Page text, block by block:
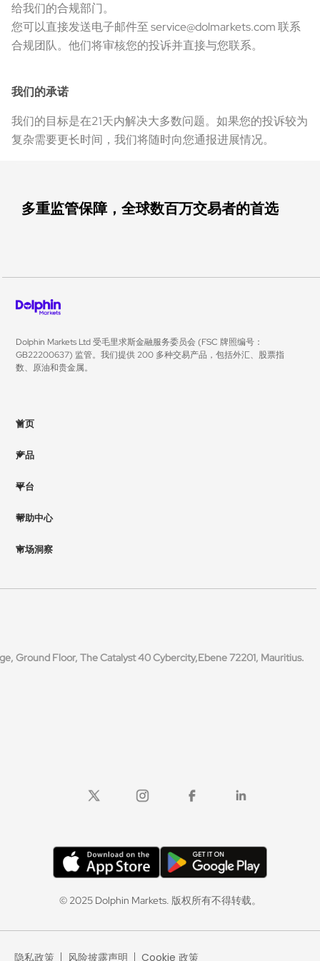
给我们的合规部门。
您可以直接发送电子邮件至 service@dolmarkets.com 联系
合规团队。他们将审核您的投诉并直接与您联系。
我们的承诺
我们的目标是在21天内解决大多数问题。如果您的投诉较为
复杂需要更长时间，我们将随时向您通报进展情况。
多重监管保障，全球数百万交易者的首选
Dolphin Markets Ltd 受毛里求斯金融服务委员会 (FSC 牌照编号：
GB22200637) 监管。我们提供 200 多种交易产品，包括外汇、股票指
数、原油和贵金属。
首页
产品
平台
帮助中心
市场洞察
Ground Floor, The Catalyst 40 Cybercity,Ebene 72201, Mauritius.
© 2025 Dolphin Markets. 版权所有不得转载。
隐私政策 | 风险披露声明 | Cookie 政策